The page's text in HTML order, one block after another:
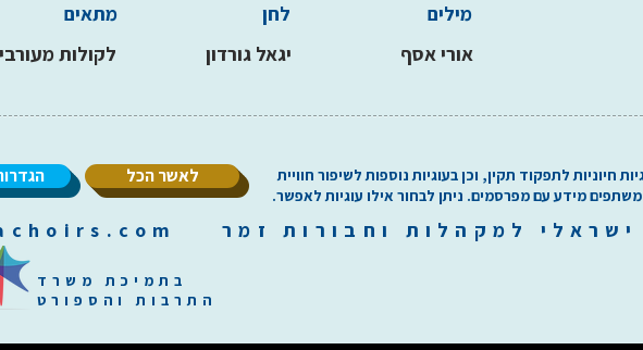
מתאים לחן
מילים
לקולות
יגאל גורדון אורי אסף
לאשר הכל
לתפקוד תקין, וכן בעוגיות נוספות לשיפור חוויית
משתפים מידע עם מפרסמים. ניתן לבחור אילו עוגיות לאפשר.
ישראלי למקהלות וחבורות זמר milachoirs.com
בתמיכת משרד
התרבות והספורט